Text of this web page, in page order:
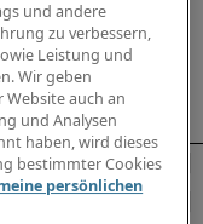
und andere
zu verbessern,
Leistung und
Wir geben
auch an
und Analysen
haben, wird dieses
bestimmter Cookies
persönlichen